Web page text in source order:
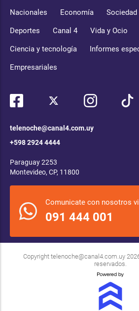
Nacionales Economía Sociedad
Deportes Canal 4 Vida y Ocio
Ciencia y tecnología Informes
Empresariales
telenoche@canal4.com.uy
+598 2924 4444
Paraguay 2253
Montevideo, CP, 11800
Comunicate con nosotros
091 444 001
Copyright telenoche@canal4.com.uy
reservados.